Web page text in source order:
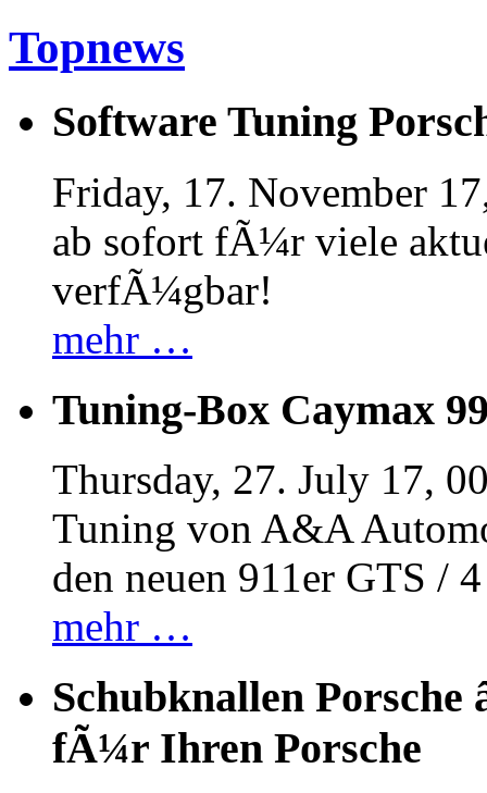
Topnews
Software Tuning
Friday, 17. November
ab sofort fÃ¼r viele
verfÃ¼gbar!
mehr …
Tuning-Box Caymax
Thursday, 27. July 17,
Tuning von A&A
den neuen 911er GTS /
mehr …
Schubknallen Porsche
fÃ¼r Ihren Porsche